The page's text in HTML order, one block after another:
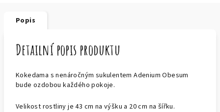
Popis
Detailní popis produktu
Kokedama s nenáročným sukulentem Adenium Obesum
bude ozdobou každého pokoje.
Velikost rostliny je 43 cm na výšku a 20 cm na šířku.